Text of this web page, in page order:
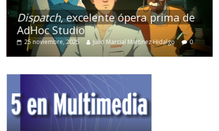
Dispatch, excelente ópera prima de
AdHoc Studio
25 noviembre, 2025 Julio Marcial Martínez Hidalgo 0